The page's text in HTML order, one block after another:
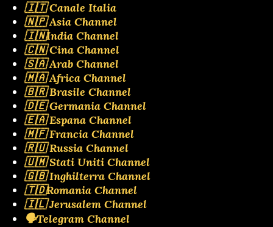
🇮🇹 Canale Italia
🇳🇵 Asia Channel
🇮🇳India Channel
🇨🇳 Cina Channel
🇸🇦 Arab Channel
🇲🇦 Africa Channel
🇧🇷 Brasile Channel
🇩🇪 Germania Channel
🇪🇦 Espana Channel
🇲🇫 Francia Channel
🇷🇺 Russia Channel
🇺🇲 Stati Uniti Channel
🇬🇧 Inghilterra Channel
🇹🇩Romania Channel
🇮🇱 Jerusalem Channel
🗣️Telegram Channel